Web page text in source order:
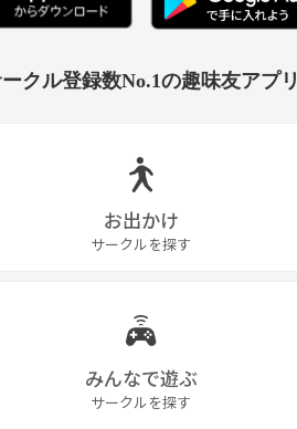
クル登録数No.1の趣味友アプリ
お出かけ
サークルを探す
みんなで遊ぶ
サークルを探す